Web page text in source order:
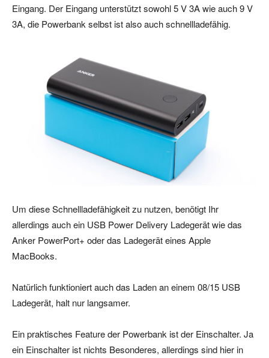
Eingang. Der Eingang unterstützt sowohl 5 V 3A wie auch 9 V
3A, die Powerbank selbst ist also auch schnellladefähig.
Um diese Schnellladefähigkeit zu nutzen, benötigt Ihr
allerdings auch ein USB Power Delivery Ladegerät wie das
Anker PowerPort+ oder das Ladegerät eines Apple
MacBooks.
Natürlich funktioniert auch das Laden an einem 08/15 USB
Ladegerät, halt nur langsamer.
Ein praktisches Feature der Powerbank ist der Einschalter. Ja
ein Einschalter ist nichts Besonderes, allerdings sind hier in